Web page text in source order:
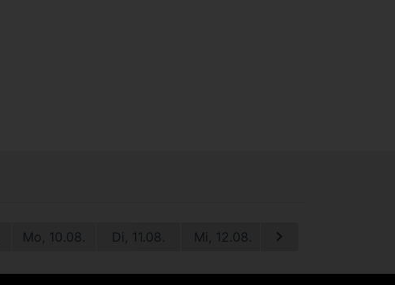
Mo, 10.08. Di, 11.08. Mi, 12.08. Do, 13.08.